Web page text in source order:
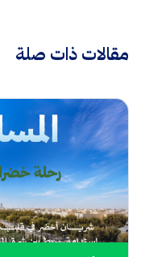
مقالات ذات صلة